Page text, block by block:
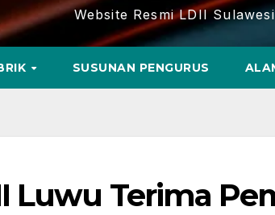
Website Resmi LDII
SUSUNAN PENGURUS
Luwu Terima